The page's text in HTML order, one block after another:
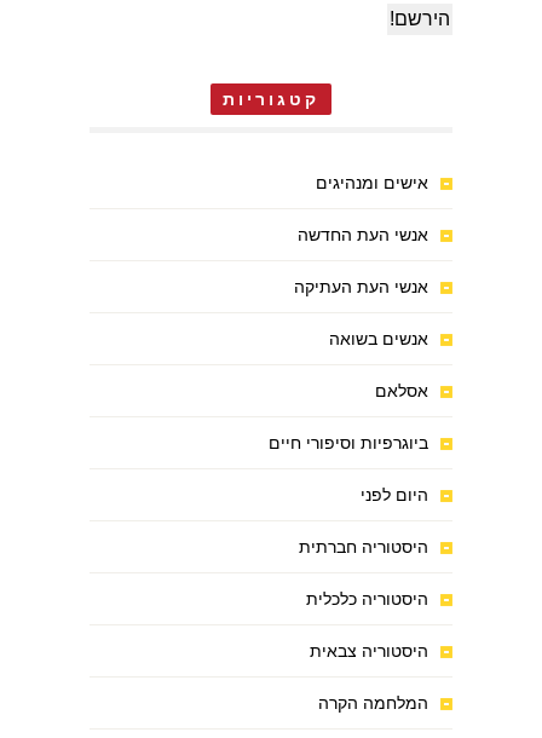
קטגוריות
אישים ומנהיגים
אנשי העת החדשה
אנשי העת העתיקה
אנשים בשואה
אסלאם
ביוגרפיות וסיפורי חיים
היום לפני
היסטוריה חברתית
היסטוריה כלכלית
היסטוריה צבאית
המלחמה הקרה